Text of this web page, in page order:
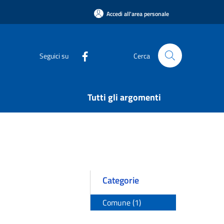
Accedi all'area personale
Seguici su Cerca
Tutti gli argomenti
Categorie
Comune (1)